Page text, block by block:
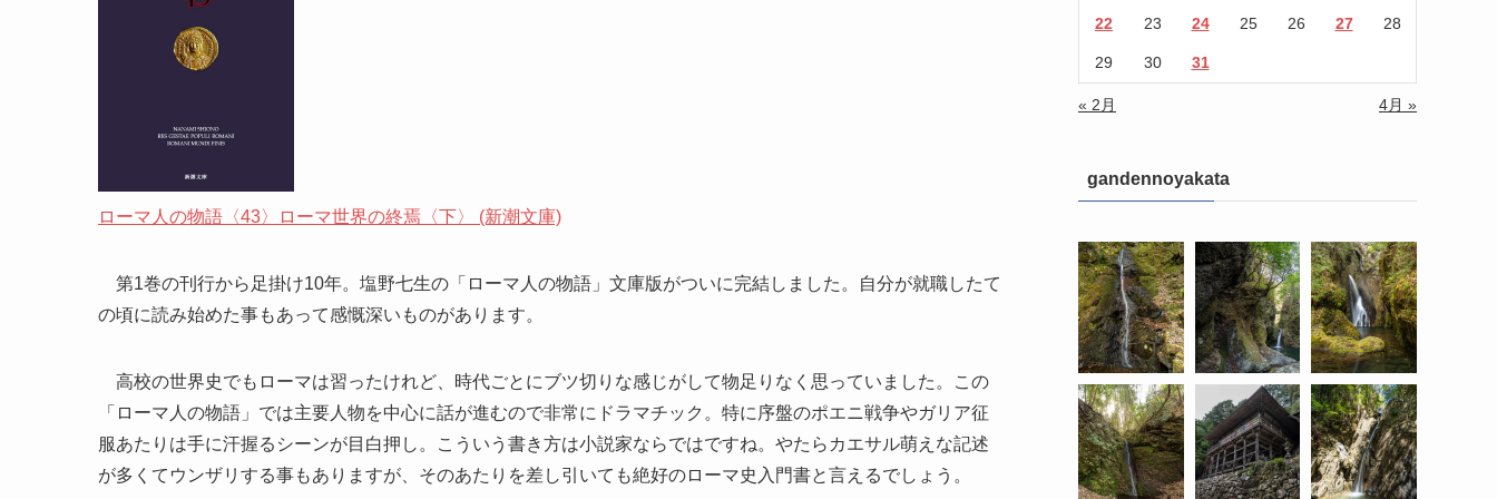
ローマ人の物語〈43〉ローマ世界の終焉〈下〉 (新潮文庫)
第1巻の刊行から足掛け10年。塩野七生の「ローマ人の物語」文庫版がついに完結しました。自分が就職したて
の頃に読み始めた事もあって感慨深いものがあります。
高校の世界史でもローマは習ったけれど、時代ごとにブツ切りな感じがして物足りなく思っていました。この
「ローマ人の物語」では主要人物を中心に話が進むので非常にドラマチック。特に序盤のポエニ戦争やガリア征
服あたりは手に汗握るシーンが目白押し。こういう書き方は小説家ならではですね。やたらカエサル萌えな記述
が多くてウンザリする事もありますが、そのあたりを差し引いても絶好のローマ史入門書と言えるでしょう。
22 23 24 25 26 27 28
29 30 31
« 2月 4月 »
gandennoyakata